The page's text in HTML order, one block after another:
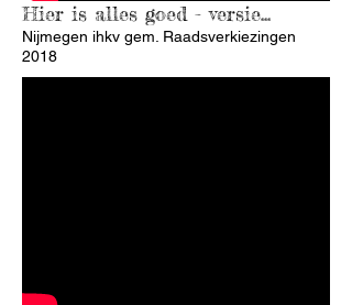
Hier is alles goed - versie...
Nijmegen ihkv gem. Raadsverkiezingen
2018